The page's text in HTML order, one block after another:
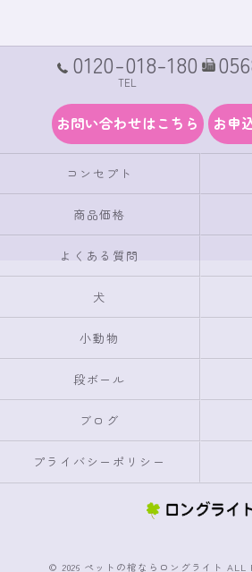
0120-018-180
TEL
お問い合わせはこちら お申
コンセプト
商品価格
よくある質問
犬
小動物
段ボール
ブログ
プライバシーポリシー
© 2026 ペットの棺ならロングライト ALL